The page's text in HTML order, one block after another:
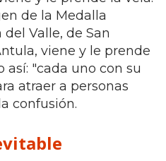
de la Medalla
Valle, de San
viene y le prende
así: "cada uno con su
atraer a personas
confusión.